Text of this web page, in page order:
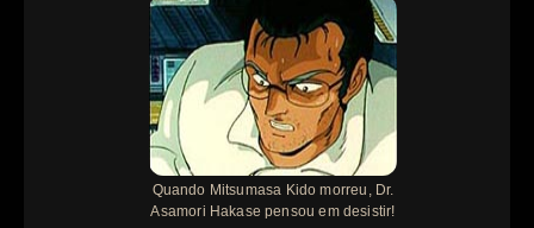
Quando Mitsumasa Kido morreu, Dr.
Asamori Hakase pensou em desistir!